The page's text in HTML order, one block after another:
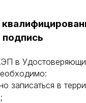
в
записаться в